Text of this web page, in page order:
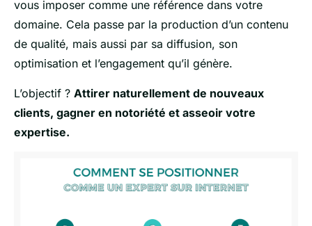
vous imposer comme une référence dans votre
domaine. Cela passe par la production d’un contenu
de qualité, mais aussi par sa diffusion, son
optimisation et l’engagement qu’il génère.
L’objectif ? Attirer naturellement de nouveaux
clients, gagner en notoriété et asseoir votre
expertise.